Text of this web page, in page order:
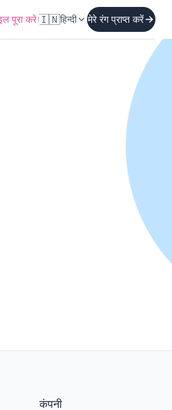
पूरा करें🇮🇳हिन्दी मेरे रंग प्राप्त करें
कंपनी